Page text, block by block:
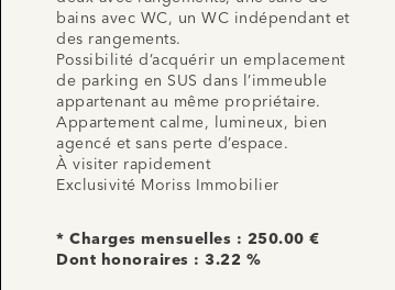
bains avec WC, un WC indépendant et
des rangements.
Possibilité d’acquérir un emplacement
de parking en SUS dans l’immeuble
appartenant au même propriétaire.
Appartement calme, lumineux, bien
agencé et sans perte d’espace.
À visiter rapidement
Exclusivité Moriss Immobilier
* Charges mensuelles : 250.00 €
Dont honoraires : 3.22 %